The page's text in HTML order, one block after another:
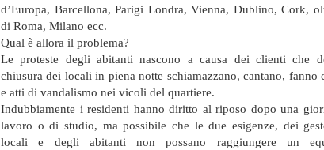
d’Europa, Barcellona, Parigi Londra, Vienna, Dublino, Cork,
di Roma, Milano ecc.
Qual è allora il problema?
Le proteste degli abitanti nascono a causa dei clienti che
chiusura dei locali in piena notte schiamazzano, cantano, fanno
e atti di vandalismo nei vicoli del quartiere.
Indubbiamente i residenti hanno diritto al riposo dopo una
lavoro o di studio, ma possibile che le due esigenze, dei
locali e degli abitanti non possano raggiungere un